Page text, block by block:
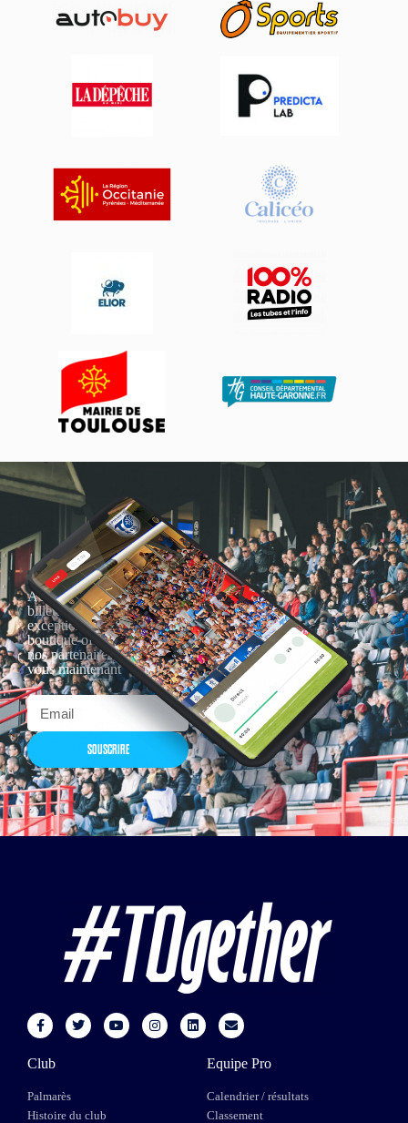
Actualités, nouveautés,
billetterie, remises
exceptionnelles dans la
boutique officielles & chez
nos partenaires… Inscrivez-
vous maintenant
SOUSCRIRE
Club
Palmarès
Histoire du club
Equipe Pro
Calendrier / résultats
Classement